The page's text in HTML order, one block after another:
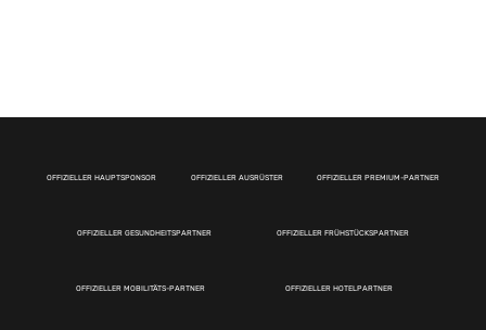
OFFIZIELLER HAUPTSPONSOR OFFIZIELLER AUSRÜSTER OFFIZIELLER PREMIUM-PARTNER
OFFIZIELLER GESUNDHEITSPARTNER OFFIZIELLER FRÜHSTÜCKSPARTNER
OFFIZIELLER MOBILITÄTS-PARTNER OFFIZIELLER HOTELPARTNER